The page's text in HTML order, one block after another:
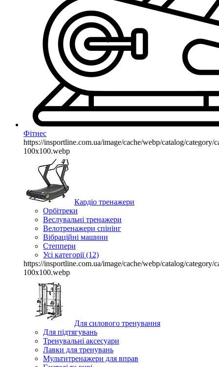
Фітнес
https://insportline.com.ua/image/cache/webp/catalog/category/
100x100.webp
Кардіо тренажери
Орбітреки
Веслувальні тренажери
Велотренажери спінінг
Вібраційні машини
Степпери
Усі категорії (12)
https://insportline.com.ua/image/cache/webp/catalog/category/
100x100.webp
Для силового тренування
Для підтягувань
Тренувальні аксесуари
Лавки для тренувань
Мультитренажери для вправ